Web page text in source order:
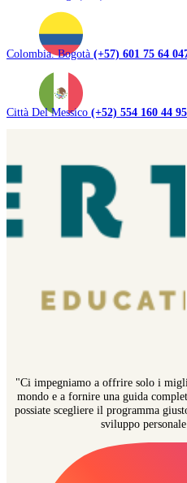
Colombia. Bogotà (+57) 601 75 64
Città Del Messico (+52) 554 160 44 95
"Ci impegniamo a offrire solo i
mondo e a fornire una guida
possiate scegliere il programma
sviluppo